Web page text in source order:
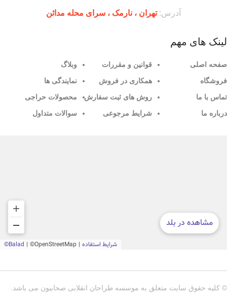
آدرس:تهران ،‌ نارمک ، سرای محله مدائن
لینک های مهم
صفحه اصلی
فروشگاه
تماس با ما
درباره ما
قوانین و مقررات
همکاری در فروش
روش های ثبت سفارش
شرایط مرجوعی
وبلاگ
نمایندگی ها
محصولات حراجی
سوالات متداول
© کلیه حقوق سایت متعلق به موسسه طراحان انقلابی صحابیون می باشد.